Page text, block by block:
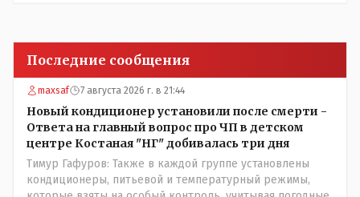
Последние сообщения
maxsaf 7 августа 2026 г. в 21:44
Новый кондиционер установили после смерти -
Ответа на главный вопрос про ЧП в детском
центре Костаная "НГ" добивалась три дня
Тимур Гафуров: Также в каждой группе установлены
кондиционеры, питьевой и температурный режимы,